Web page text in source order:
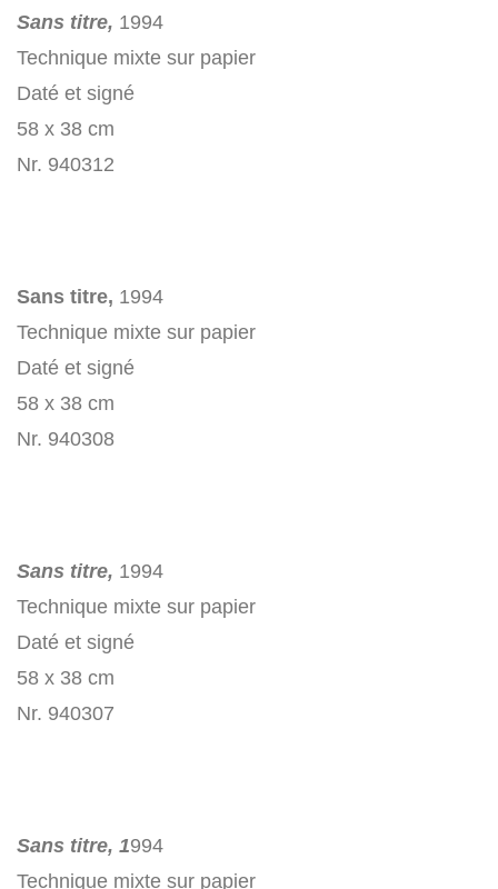
Sans titre, 1994
Technique mixte sur papier
Daté et signé
58 x 38 cm
Nr. 940312
Sans titre, 1994
Technique mixte sur papier
Daté et signé
58 x 38 cm
Nr. 940308
Sans titre, 1994
Technique mixte sur papier
Daté et signé
58 x 38 cm
Nr. 940307
Sans titre, 1994
Technique mixte sur papier